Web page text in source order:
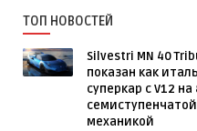
ТОП НОВОСТЕЙ
Silvestri MN 40
показан как
суперкар с V12 на
семиступенчатой
механикой